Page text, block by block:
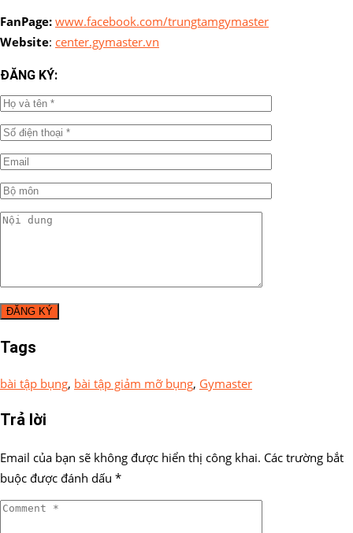
FanPage: www.facebook.com/trungtamgymaster
Website: center.gymaster.vn
ĐĂNG KÝ:
Tags
bài tập bụng, bài tập giảm mỡ bụng, Gymaster
Trả lời
Email của bạn sẽ không được hiển thị công khai. Các trường bắt
buộc được đánh dấu *